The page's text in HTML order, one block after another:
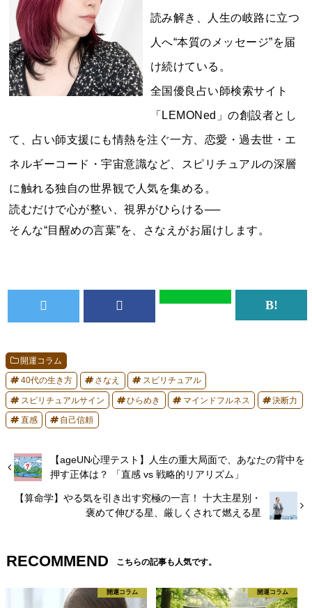
読み解き、人生の岐路に立つ
人へ“本質のメッセージ”を届
け続けている。
全国優良占い師検索サイト
「LEMONed」の創設者とし
て、占い師支援にも情熱を注ぐ一方、恋愛・過去世・エ
ネルギーコード・宇宙意識など、スピリチュアルの深層
に触れる独自の世界観で人気を集める。
読むだけで心が整い、視界がひらける──
そんな“目醒めの言葉”を、さなえがお届けします。
開運コラム
40代の生き方 さなえ スピリチュアル
スピリチュアルサイン ひらめき マインドフルネス 決断力
直感 自己信頼
【ageUN心理テスト】人生の重大局面で、あなたの背中を
押す正体は？ 「直感 vs 戦略的リアリズム」
【算命学】やる気を引き出す究極の一言！ 十大主星別・
褒めて伸びる星、厳しくされて燃える星
RECOMMEND こちらの記事も人気です。
開運コラム 開運コラム